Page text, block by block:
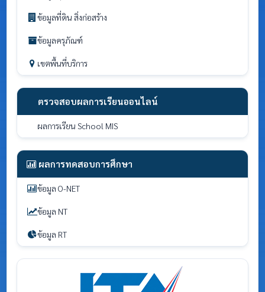
ข้อมูลที่ดิน สิ่งก่อสร้าง
ข้อมูลครุภัณฑ์
เขตพื้นที่บริการ
ตรวจสอบผลการเรียนออนไลน์
ผลการเรียน School MIS
ผลการทดสอบการศึกษา
ข้อมูล O-NET
ข้อมูล NT
ข้อมูล RT